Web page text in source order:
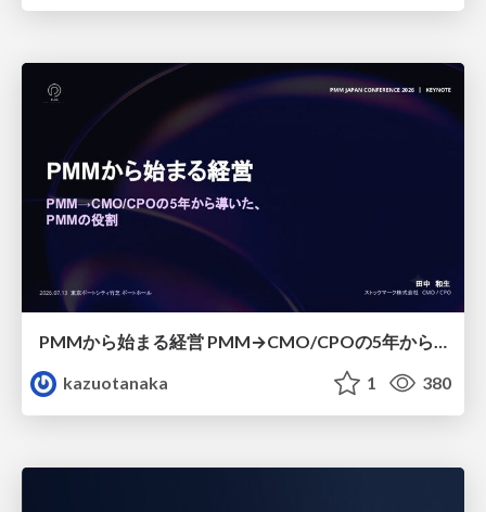
PMMから始まる経営 PMM→CMO/CPOの5年から導いた、 PMMの役割
kazuotanaka
1 380